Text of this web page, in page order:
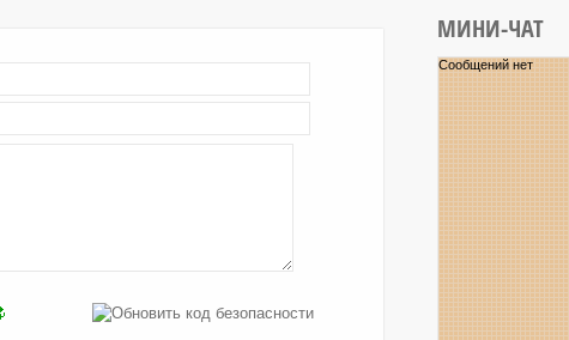
МИНИ-ЧАТ